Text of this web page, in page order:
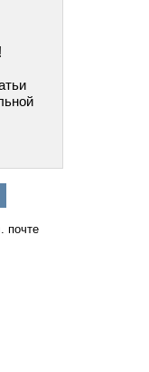
почте